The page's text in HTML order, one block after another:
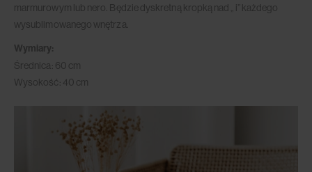
marmurowym lub nero. Będzie dyskretną kropką nad „ i” każdego
wysublimowanego wnętrza.
Wymiary:
Średnica: 60 cm
Wysokość: 40 cm